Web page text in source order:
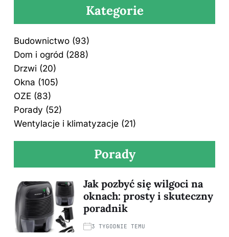
Kategorie
Budownictwo (93)
Dom i ogród (288)
Drzwi (20)
Okna (105)
OZE (83)
Porady (52)
Wentylacje i klimatyzacje (21)
Porady
Jak pozbyć się wilgoci na
oknach: prosty i skuteczny
poradnik
3 TYGODNIE TEMU